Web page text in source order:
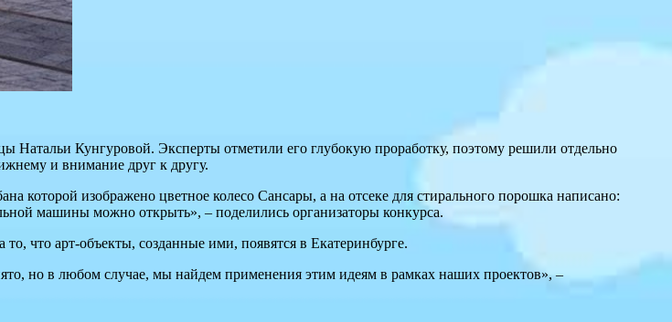
Натальи Кунгуровой. Эксперты отметили его глубокую проработку, поэтому решили отдельно
и внимание друг к другу.
которой изображено цветное колесо Сансары, а на отсеке для стирального порошка написано:
машины можно открыть», – поделились организаторы конкурса.
что арт-объекты, созданные ими, появятся в Екатеринбурге.
но в любом случае, мы найдем применения этим идеям в рамках наших проектов», –